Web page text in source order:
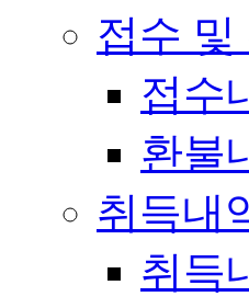
접수 및
접수
환불
취득내
취득